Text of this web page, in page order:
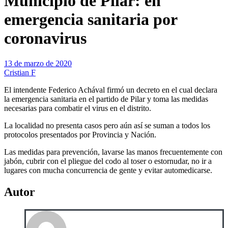
emergencia sanitaria por
coronavirus
13 de marzo de 2020
Cristian F
El intendente Federico Achával firmó un decreto en el cual declara
la emergencia sanitaria en el partido de Pilar y toma las medidas
necesarias para combatir el virus en el distrito.
La localidad no presenta casos pero aún así se suman a todos los
protocolos presentados por Provincia y Nación.
Las medidas para prevención, lavarse las manos frecuentemente con
jabón, cubrir con el pliegue del codo al toser o estornudar, no ir a
lugares con mucha concurrencia de gente y evitar automedicarse.
Autor